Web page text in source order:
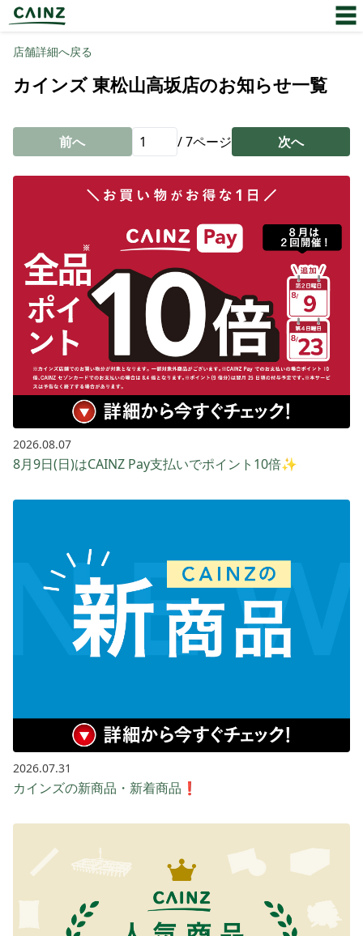
店舗詳細へ戻る
カインズ 東松山高坂店のお知らせ一覧
前へ /7ページ 次へ
2026.08.07
8月9日(日)はCAINZ Pay支払いでポイント10倍✨
2026.07.31
カインズの新商品・新着商品❗